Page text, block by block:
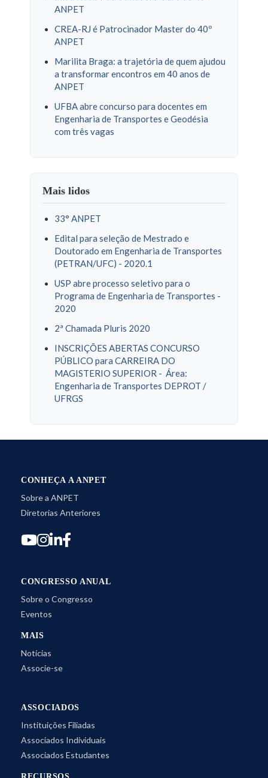
ANPET
CREA-RJ é Patrocinador Master do 40º
ANPET
Marilita Braga: a trajetória de quem ajudou
a transformar encontros em 40 anos de
ANPET
UFBA abre concurso para docentes em
Engenharia de Transportes e Geodésia
com três vagas
Mais lidos
33° ANPET
Edital para seleção de Mestrado e
Doutorado em Engenharia de Transportes
(PETRAN/UFC) - 2020.1
USP abre processo seletivo para o
Programa de Engenharia de Transportes -
2020
2ª Chamada Pluris 2020
INSCRIÇÕES ABERTAS CONCURSO
PÚBLICO para CARREIRA DO
MAGISTERIO SUPERIOR - Área:
Engenharia de Transportes DEPROT /
UFRGS
CONHEÇA A ANPET
Sobre a ANPET
Diretorias Anteriores
CONGRESSO ANUAL
Sobre o Congresso
Eventos
MAIS
Notícias
Associe-se
ASSOCIADOS
Instituições Filiadas
Associados Individuais
Associados Estudantes